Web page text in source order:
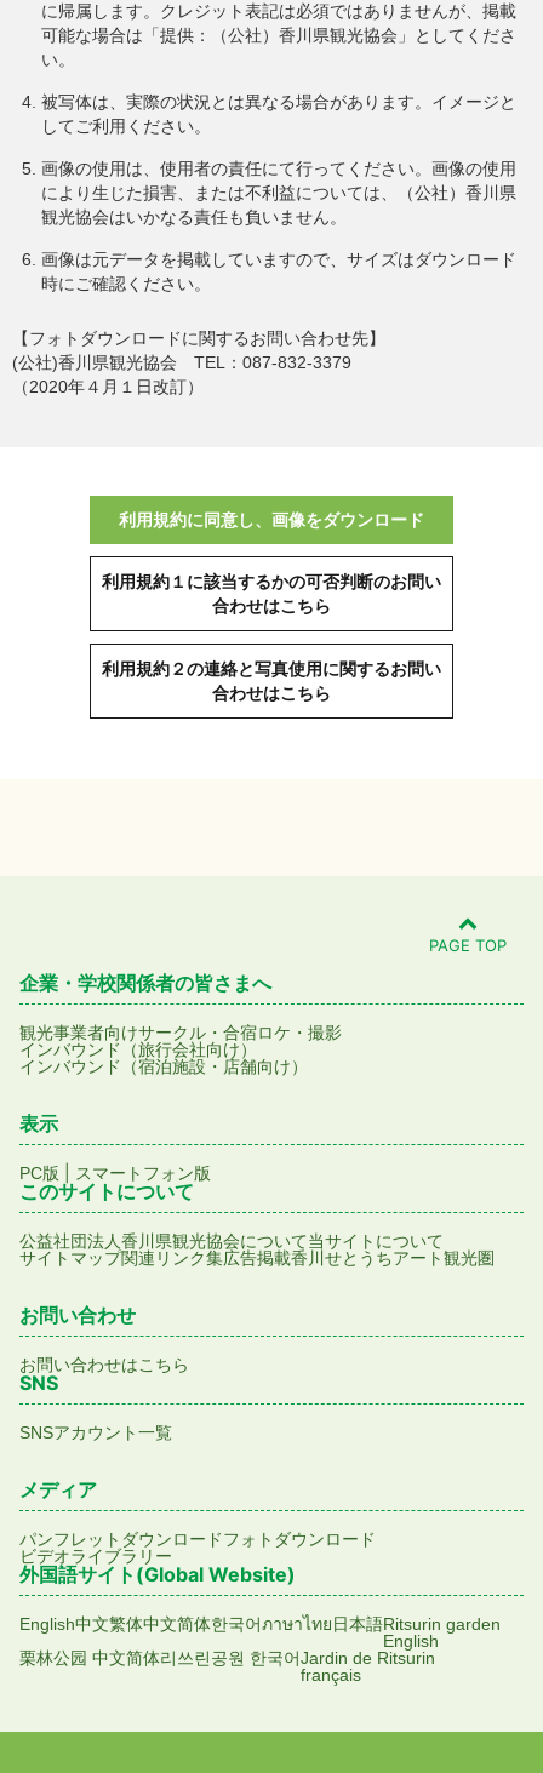
に帰属します。クレジット表記は必須ではありませんが、掲載
可能な場合は「提供：（公社）香川県観光協会」としてくださ
い。
被写体は、実際の状況とは異なる場合があります。イメージと
してご利用ください。
画像の使用は、使用者の責任にて行ってください。画像の使用
により生じた損害、または不利益については、（公社）香川県
観光協会はいかなる責任も負いません。
画像は元データを掲載していますので、サイズはダウンロード
時にご確認ください。
【フォトダウンロードに関するお問い合わせ先】
(公社)香川県観光協会 TEL：087-832-3379
（2020年４月１日改訂）
利用規約に同意し、画像をダウンロード
利用規約１に該当するかの可否判断のお問い
合わせはこちら
利用規約２の連絡と写真使用に関するお問い
合わせはこちら
PAGE TOP
企業・学校関係者の皆さまへ
観光事業者向けサークル・合宿ロケ・撮影
インバウンド（旅行会社向け）
インバウンド（宿泊施設・店舗向け）
表示
PC版 スマートフォン版
このサイトについて
公益社団法人香川県観光協会について当サイトについて
サイトマップ関連リンク集広告掲載香川せとうちアート観光圏
お問い合わせ
お問い合わせはこちら
SNS
SNSアカウント一覧
メディア
パンフレットダウンロードフォトダウンロード
ビデオライブラリー
外国語サイト(Global Website)
English中文繁体中文简体한국어ภาษาไทย日本語Ritsurin garden
English
栗林公园 中文简体리쓰린공원 한국어Jardin de Ritsurin
français